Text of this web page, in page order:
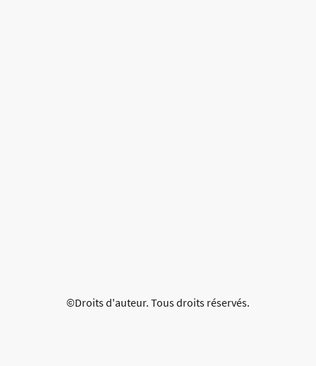
©Droits d'auteur. Tous droits réservés.